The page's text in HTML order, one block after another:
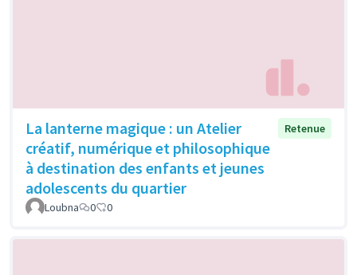
La lanterne magique : un Atelier
créatif, numérique et philosophique
à destination des enfants et jeunes
adolescents du quartier
Retenue
Loubna 0 0